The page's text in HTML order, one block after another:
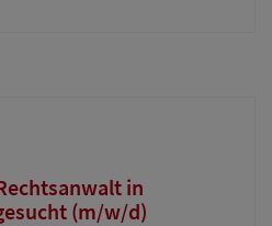
in
(m/w/d)